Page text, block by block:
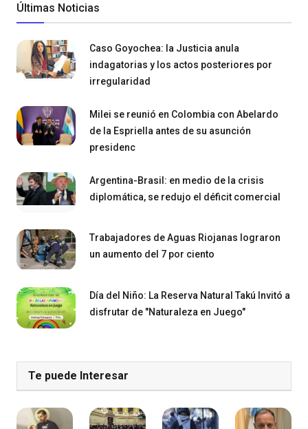
Últimas Noticias
Caso Goyochea: la Justicia anula
indagatorias y los actos posteriores por
irregularidad
Milei se reunió en Colombia con Abelardo
de la Espriella antes de su asunción
presidenc
Argentina-Brasil: en medio de la crisis
diplomática, se redujo el déficit comercial
Trabajadores de Aguas Riojanas lograron
un aumento del 7 por ciento
Día del Niño: La Reserva Natural Takú Invitó a
disfrutar de "Naturaleza en Juego"
Te puede Interesar